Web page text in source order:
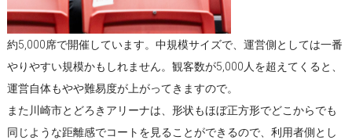
約5,000席で開催しています。中規模サイズで、運営側としては一番
やりやすい規模かもしれません。観客数が5,000人を超えてくると、
運営自体もやや難易度が上がってきますので。
また川崎市とどろきアリーナは、形状もほぼ正方形でどこからでも
同じような距離感でコートを見ることができるので、利用者側とし